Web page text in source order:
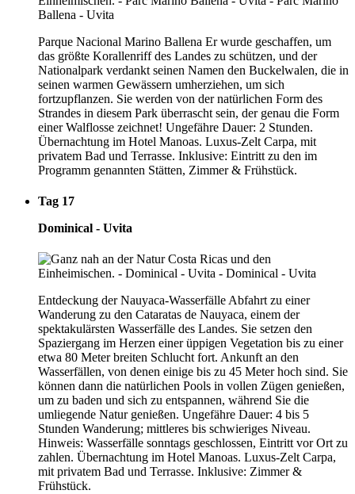
Parque Nacional Marino Ballena Er wurde geschaffen, um
das größte Korallenriff des Landes zu schützen, und der
Nationalpark verdankt seinen Namen den Buckelwalen, die in
seinen warmen Gewässern umherziehen, um sich
fortzupflanzen. Sie werden von der natürlichen Form des
Strandes in diesem Park überrascht sein, der genau die Form
einer Walflosse zeichnet! Ungefähre Dauer: 2 Stunden.
Übernachtung im Hotel Manoas. Luxus-Zelt Carpa, mit
privatem Bad und Terrasse. Inklusive: Eintritt zu den im
Programm genannten Stätten, Zimmer & Frühstück.
Tag 17
Dominical - Uvita
Entdeckung der Nauyaca-Wasserfälle Abfahrt zu einer
Wanderung zu den Cataratas de Nauyaca, einem der
spektakulärsten Wasserfälle des Landes. Sie setzen den
Spaziergang im Herzen einer üppigen Vegetation bis zu einer
etwa 80 Meter breiten Schlucht fort. Ankunft an den
Wasserfällen, von denen einige bis zu 45 Meter hoch sind. Sie
können dann die natürlichen Pools in vollen Zügen genießen,
um zu baden und sich zu entspannen, während Sie die
umliegende Natur genießen. Ungefähre Dauer: 4 bis 5
Stunden Wanderung; mittleres bis schwieriges Niveau.
Hinweis: Wasserfälle sonntags geschlossen, Eintritt vor Ort zu
zahlen. Übernachtung im Hotel Manoas. Luxus-Zelt Carpa,
mit privatem Bad und Terrasse. Inklusive: Zimmer &
Frühstück.